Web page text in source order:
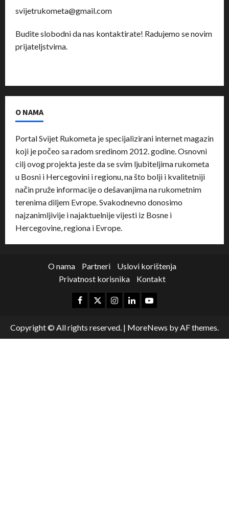
svijetrukometa@gmail.com
Budite slobodni da nas kontaktirate! Radujemo se novim
prijateljstvima.
O NAMA
Portal Svijet Rukometa je specijalizirani internet magazin
koji je počeo sa radom sredinom 2012. godine. Osnovni
cilj ovog projekta jeste da se svim ljubiteljima rukometa
u Bosni i Hercegovini i regionu, na što bolji i kvalitetniji
način pruže informacije o dešavanjima na rukometnim
terenima diljem Evrope. Svakodnevno donosimo
najzanimljivije i najaktuelnije vijesti iz Bosne i
Hercegovine, regiona i Evrope.
O nama Partneri
Uslovi korištenja
Privatnost korisnika
Kontakt
Copyright © All rights reserved. | MoreNews by AF themes.